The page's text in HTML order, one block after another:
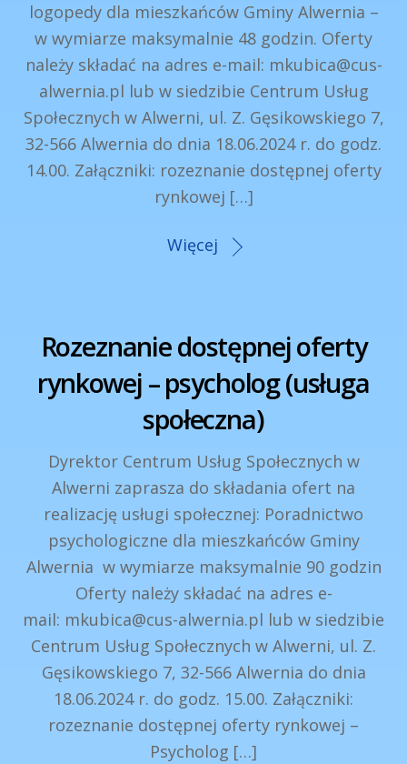
logopedy dla mieszkańców Gminy Alwernia –
w wymiarze maksymalnie 48 godzin. Oferty
należy składać na adres e-mail: mkubica@cus-
alwernia.pl lub w siedzibie Centrum Usług
Społecznych w Alwerni, ul. Z. Gęsikowskiego 7,
32-566 Alwernia do dnia 18.06.2024 r. do godz.
14.00. Załączniki: rozeznanie dostępnej oferty
rynkowej […]
Więcej
Rozeznanie dostępnej oferty
rynkowej – psycholog (usługa
społeczna)
Dyrektor Centrum Usług Społecznych w
Alwerni zaprasza do składania ofert na
realizację usługi społecznej: Poradnictwo
psychologiczne dla mieszkańców Gminy
Alwernia w wymiarze maksymalnie 90 godzin
Oferty należy składać na adres e-
mail: mkubica@cus-alwernia.pl lub w siedzibie
Centrum Usług Społecznych w Alwerni, ul. Z.
Gęsikowskiego 7, 32-566 Alwernia do dnia
18.06.2024 r. do godz. 15.00. Załączniki:
rozeznanie dostępnej oferty rynkowej –
Psycholog […]